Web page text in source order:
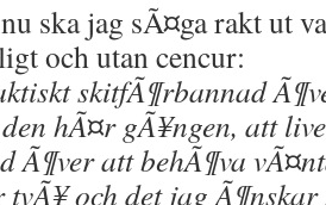
ska jag sÃ¤ga rakt ut
och utan cencur:
skitfÃ¶rbannad
hÃ¤r gÃ¥ngen, att
Ã¶ver att behÃ¶va
tvÃ¥ och det jag